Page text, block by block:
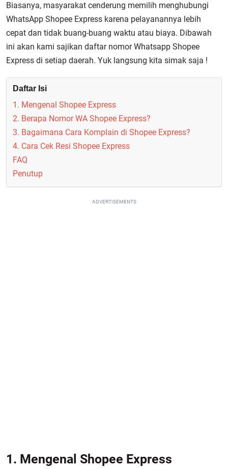
Biasanya, masyarakat cenderung memilih menghubungi
WhatsApp Shopee Express karena pelayanannya lebih
cepat dan tidak buang-buang waktu atau biaya. Dibawah
ini akan kami sajikan daftar nomor Whatsapp Shopee
Express di setiap daerah. Yuk langsung kita simak saja !
Daftar Isi
1. Mengenal Shopee Express
2. Berapa Nomor WA Shopee Express?
3. Bagaimana Cara Komplain di Shopee Express?
4. Cara Cek Resi Shopee Express
FAQ
Penutup
ADVERTISEMENTS
1. Mengenal Shopee Express